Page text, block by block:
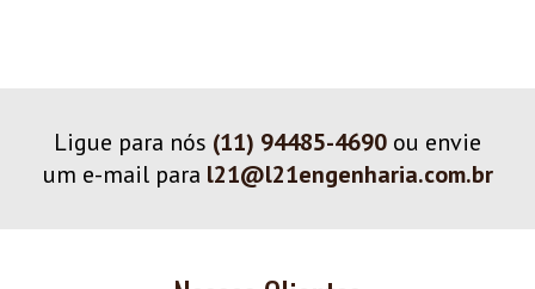
Ligue para nós (11) 94485-4690 ou envie
um e-mail para l21@l21engenharia.com.br